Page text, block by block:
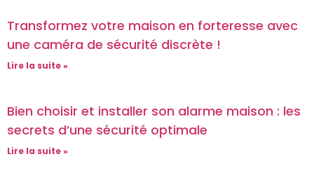
Transformez votre maison en forteresse avec
une caméra de sécurité discrète !
Lire la suite »
Bien choisir et installer son alarme maison : les
secrets d’une sécurité optimale
Lire la suite »